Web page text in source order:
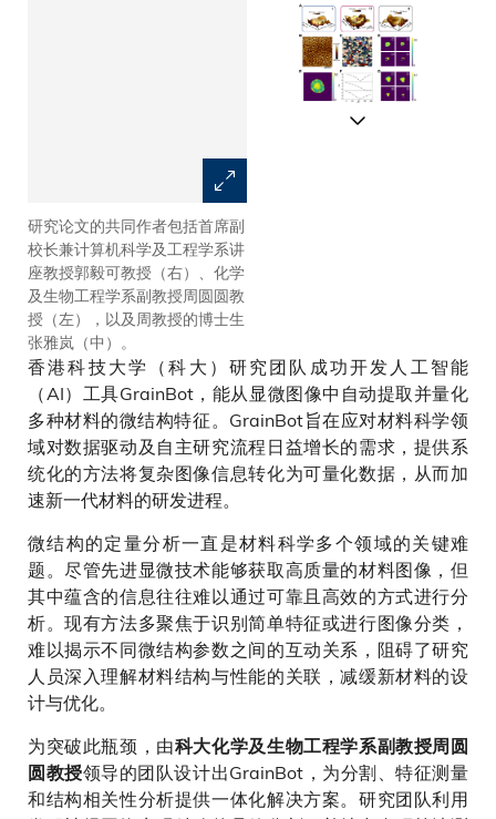
研究论文的共同作者包括首席副
校长兼计算机科学及工程学系讲
座教授郭毅可教授（右）、化学
及生物工程学系副教授周圆圆教
授（左），以及周教授的博士生
张雅岚（中）。
香港科技大学（科大）研究团队成功开发人工智能
（AI）工具GrainBot，能从显微图像中自动提取并量化
多种材料的微结构特征。GrainBot旨在应对材料科学领
域对数据驱动及自主研究流程日益增长的需求，提供系
统化的方法将复杂图像信息转化为可量化数据，从而加
速新一代材料的研发进程。
微结构的定量分析一直是材料科学多个领域的关键难
题。尽管先进显微技术能够获取高质量的材料图像，但
其中蕴含的信息往往难以通过可靠且高效的方式进行分
析。现有方法多聚焦于识别简单特征或进行图像分类，
难以揭示不同微结构参数之间的互动关系，阻碍了研究
人员深入理解材料结构与性能的关联，减缓新材料的设
计与优化。
为突破此瓶颈，由科大化学及生物工程学系副教授周圆
圆教授领导的团队设计出GrainBot，为分割、特征测量
和结构相关性分析提供一体化解决方案。研究团队利用